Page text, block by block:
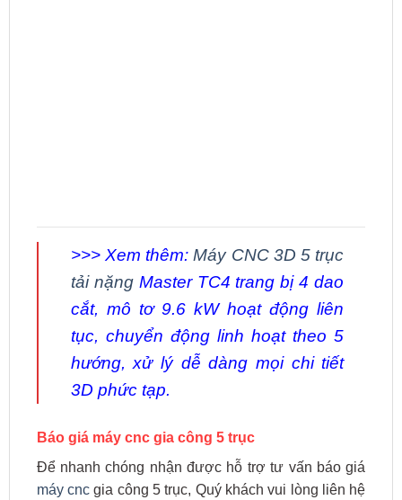
>>> Xem thêm:Máy CNC 3D 5 trục
tải nặngMaster TC4 trang bị 4 dao
cắt, mô tơ 9.6 kW hoạt động liên
tục, chuyển động linh hoạt theo 5
hướng, xử lý dễ dàng mọi chi tiết
3D phức tạp.
Báo giá máy cnc gia công 5 trục
Để nhanh chóng nhận được hỗ trợ tư vấn báo giá
máy cnc gia công 5 trục, Quý khách vui lòng liên hệ